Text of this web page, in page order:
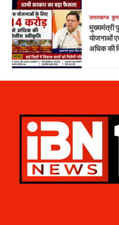
उत्तराखण्ड
मुख्यमंत्री
योजनाओं एवं
अधिक की